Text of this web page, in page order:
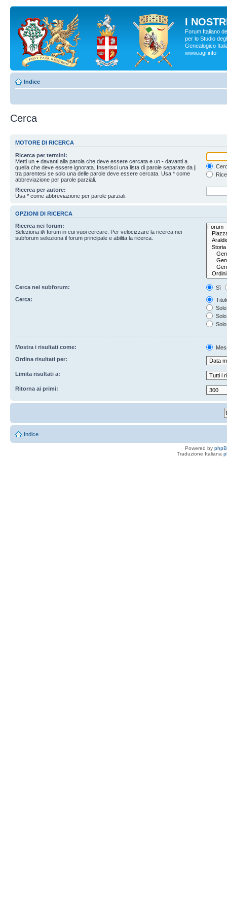
I
Forum Italiano
per lo Studio
Genealogico
www.iagi.info
Indice
Cerca
MOTORE DI RICERCA
Ricerca per termini:
Metti un + davanti alla parola che deve essere cercata e un - davanti a
quella che deve essere ignorata. Inserisci una lista di parole separate da |
tra parentesi se solo una delle parole deve essere cercata. Usa * come
abbreviazione per parole parziali.
Ricerca per autore:
Usa * come abbreviazione per parole parziali.
OPZIONI DI RICERCA
Ricerca nei forum:
Seleziona il/i forum in cui vuoi cercare. Per velocizzare la ricerca nei
subforum seleziona il forum principale e abilita la ricerca.
Cerca nei subforum:
Sì
Cerca:
Mostra i risultati come:
Ordina risultati per:
Limita risultati a:
Ritorna ai primi:
Indice
Powered by
Traduzione Italiana